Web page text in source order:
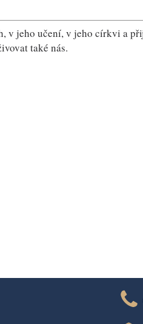
v jeho učení, v jeho církvi a
také nás.